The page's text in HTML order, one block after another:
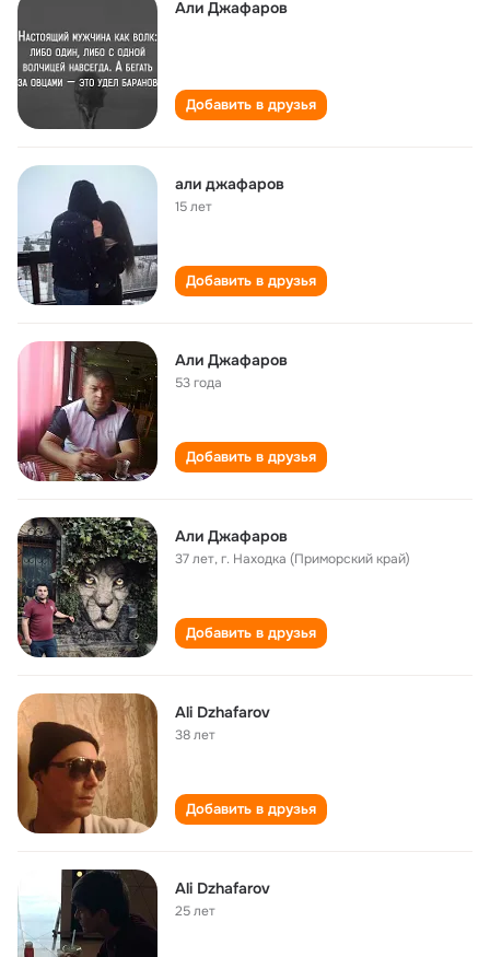
Али Джафаров
Добавить в друзья
али джафаров
15 лет
Добавить в друзья
Али Джафаров
53 года
Добавить в друзья
Али Джафаров
37 лет,г. Находка (Приморский край)
Добавить в друзья
Ali Dzhafarov
38 лет
Добавить в друзья
Ali Dzhafarov
25 лет